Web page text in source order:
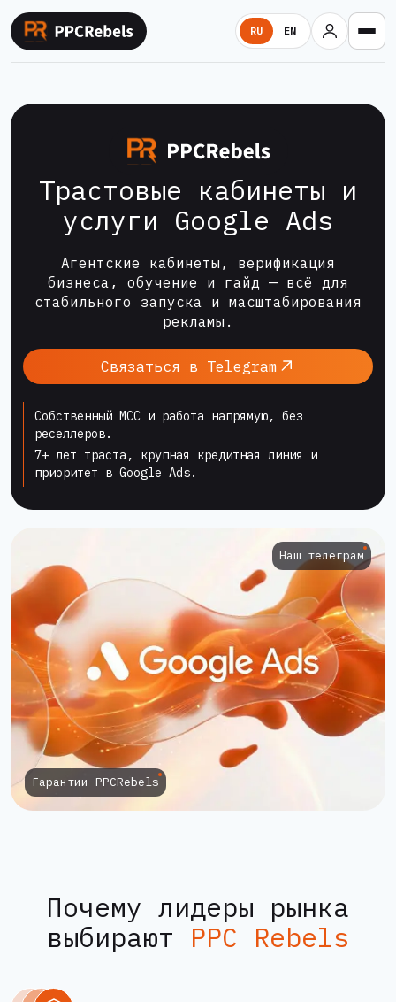
Перейти
содержимому
RU EN
Трастовые кабинеты и
услуги Google Ads
Агентские кабинеты, верификация
бизнеса, обучение и гайд — всё для
стабильного запуска и масштабирования
рекламы.
Связаться в Telegram
Собственный MCC и работа напрямую, без
реселлеров.
7+ лет траста, крупная кредитная линия и
приоритет в Google Ads.
Наш телеграм
Гарантии PPCRebels
Почему лидеры рынка
выбирают PPC Rebels